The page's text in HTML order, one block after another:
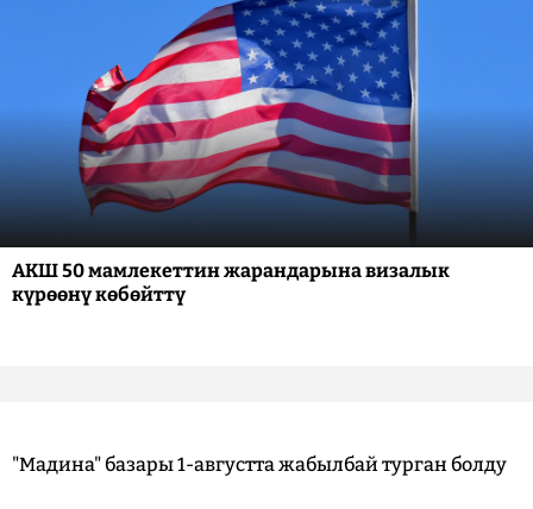
АКШ 50 мамлекеттин жарандарына визалык
күрөөнү көбөйттү
"Мадина" базары 1-августта жабылбай турган болду